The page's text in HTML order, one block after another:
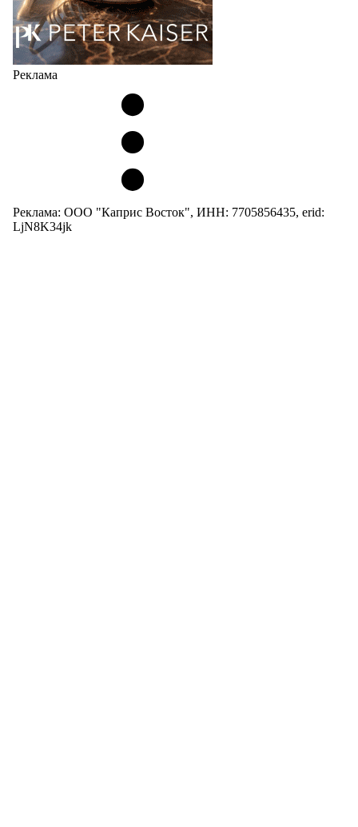
Реклама
Реклама: ООО "Каприс Восток", ИНН: 7705856435, erid:
LjN8K34jk